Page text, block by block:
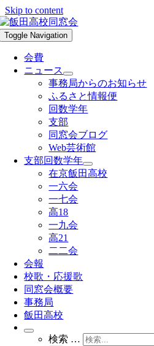
Skip to content
Toggle Navigation
会費
ニュース
事務局からのお知らせ
ふるさと情報便
回数学年
支部
同窓会ブログ
Web芸術館
支部回数学年
在京飯田高校
一六会
一七会
高18
一九会
高21
二二会
会報
校歌・応援歌
同窓会概要
事務局
飯田高校
検索 …